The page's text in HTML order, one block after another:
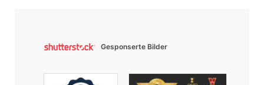
Gesponserte Bilder